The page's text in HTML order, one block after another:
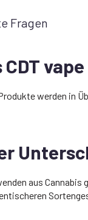
Fragen
CDT
werden in
aus